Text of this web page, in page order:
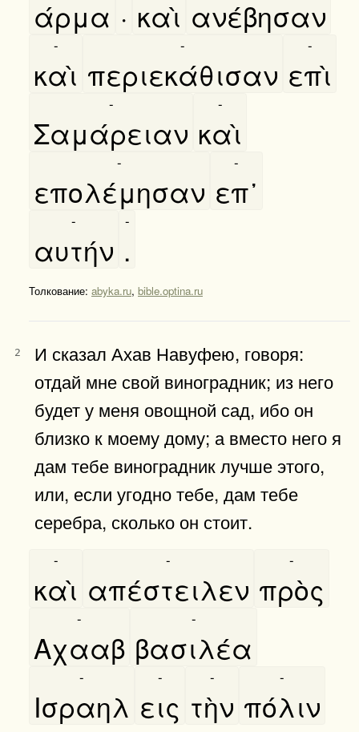
άρμα · καὶ ανέβησαν
καὶ
-
περιεκάθισαν
-
επὶ
-
Σαμάρειαν
-
καὶ
-
επολέμησαν
-
επ᾿
-
αυτήν
-
.
-
Толкование: abyka.ru, bible.optina.ru
2
И сказал Ахав Навуфею, говоря:
отдай мне свой виноградник; из него
будет у меня овощной сад, ибо он
близко к моему дому; а вместо него я
дам тебе виноградник лучше этого,
или, если угодно тебе, дам тебе
серебра, сколько он стоит.
καὶ
-
απέστειλεν
-
πρὸς
-
Αχααβ
-
βασιλέα
-
Ισραηλ
-
εις
-
τὴν
-
πόλιν
-